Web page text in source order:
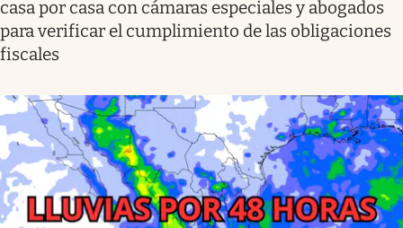
casa por casa con cámaras especiales y abogados
para verificar el cumplimiento de las obligaciones
fiscales